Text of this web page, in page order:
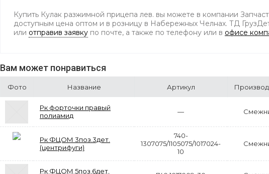
Купить Кулак разжимной прицепа лев. вы можете в компании
доступным цена оптом и в розницу в Набережных Челнах. ТД
или отправив заявку по почте, а также по телефону или в офисе
Вам может понравиться
Фото Название Артикул
Рк форточки правый
полиамид
—
Рк ФЦОМ 3поз.3дет.
(центрифуги)
740-
1307075/1105075/1017024-
10
Рк ФЦОМ 5поз.6дет.